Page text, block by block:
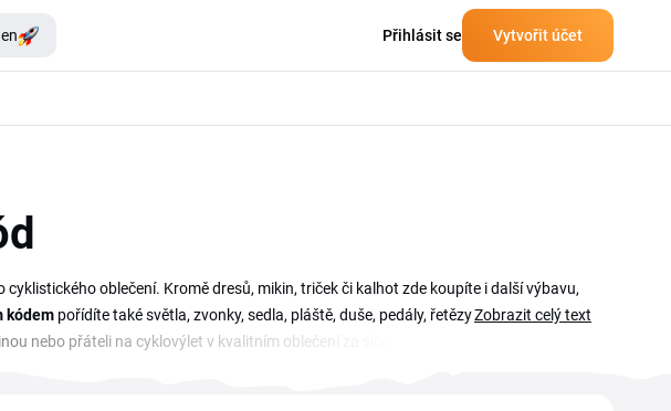
Přihlásit se Vytvořit účet
oblečení. Kromě dresů, mikin, triček či kalhot zde koupíte i další výbavu,
kódem pořídíte také světla, zvonky, sedla, pláště, duše, pedály, řetězy a další
nebo přáteli na cyklovýlet v kvalitním oblečení za skvělé ceny. Jestliže váháte,
Zobrazit celý text